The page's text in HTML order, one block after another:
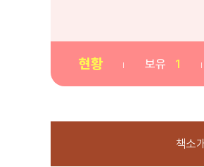
현황 보유 1
책소개